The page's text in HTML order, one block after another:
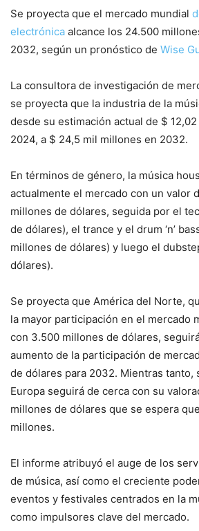
Se proyecta que el mercado mundial
electrónica alcance los 24.500
2032, según un pronóstico de Wise
La consultora de investigación de
se proyecta que la industria de la
desde su estimación actual de $
2024, a $ 24,5 mil millones en 2032.
En términos de género, la música
actualmente el mercado con un valor
millones de dólares, seguida por el
de dólares), el trance y el drum ‘n’
millones de dólares) y luego el
dólares).
Se proyecta que América del Norte,
la mayor participación en el mercado
con 3.500 millones de dólares,
aumento de la participación de
de dólares para 2032. Mientras tanto,
Europa seguirá de cerca con su
millones de dólares que se espera
millones.
El informe atribuyó el auge de los
de música, así como el creciente
eventos y festivales centrados en la
como impulsores clave del mercado.